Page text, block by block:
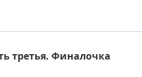
третья. Финалочка